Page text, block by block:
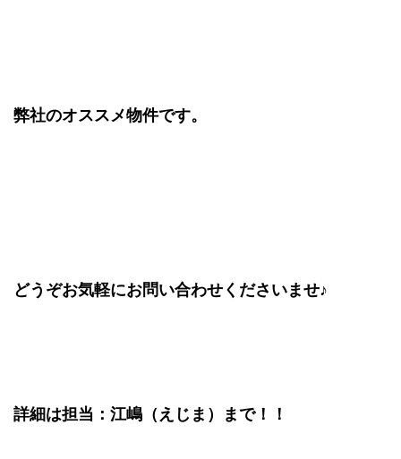
弊社のオススメ物件です。
どうぞお気軽にお問い合わせくださいませ♪
詳細は担当：江嶋（えじま）まで！！